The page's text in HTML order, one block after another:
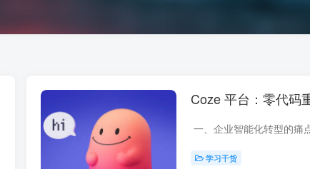
Coze 平台：零代码
学习干货